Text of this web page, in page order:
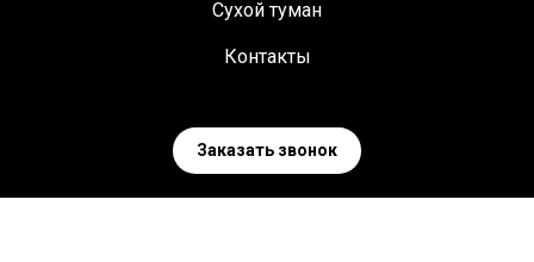
Сухой туман
Контакты
Заказать звонок